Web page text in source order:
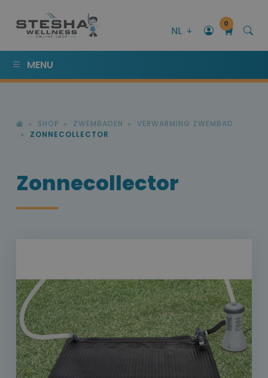
NL
0
MENU
SHOP ZWEMBADEN
VERWARMING ZWEMBAD
ZONNECOLLECTOR
Zonnecollector